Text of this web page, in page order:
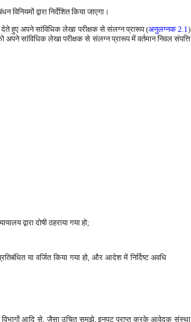
द्वारा निर्देशित किया जाएगा।
हुए अपने सांविधिक लेखा परीक्षक से संलग्न प्रारूप (अनुलग्नक 2.1)
सांविधिक लेखा परीक्षक से संलग्न प्रारूप में वर्तमान निवल संपत्ति
द्वारा दोषी ठहराया गया हो;
या वर्जित किया गया हो, और आदेश में निर्दिष्ट अवधि
आदि से, जैसा उचित समझे, इनपुट प्राप्त करके आवेदक संस्था